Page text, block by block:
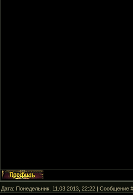
Дата: Понедельник, 11.03.2013, 22:22 | Сообщение